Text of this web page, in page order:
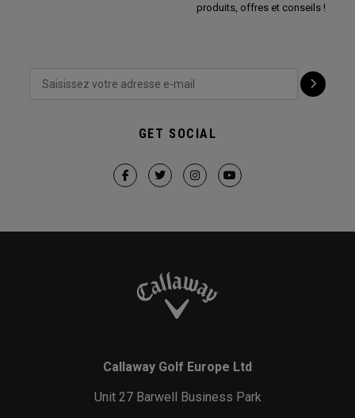
produits, offres et conseils !
GET SOCIAL
Callaway Golf Europe Ltd
Unit 27 Barwell Business Park